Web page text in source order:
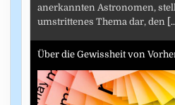
anerkannten Astronomen,
umstrittenes Thema dar, den
Über die Gewissheit von